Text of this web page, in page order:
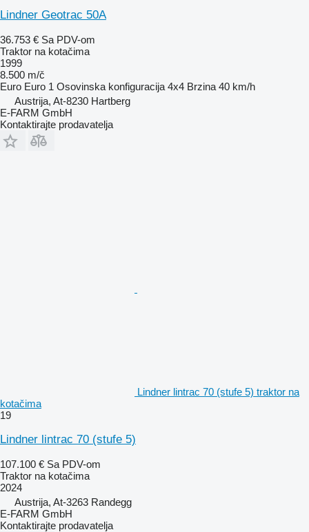
Lindner Geotrac 50A
36.753 € Sa PDV-om
Traktor na kotačima
1999
8.500 m/č
Euro Euro 1 Osovinska konfiguracija 4x4 Brzina 40 km/h
Austrija, At-8230 Hartberg
E-FARM GmbH
Kontaktirajte prodavatelja
Lindner lintrac 70 (stufe 5) traktor na
kotačima
19
Lindner lintrac 70 (stufe 5)
107.100 € Sa PDV-om
Traktor na kotačima
2024
Austrija, At-3263 Randegg
E-FARM GmbH
Kontaktirajte prodavatelja